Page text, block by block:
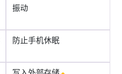
振动
防止手机休眠